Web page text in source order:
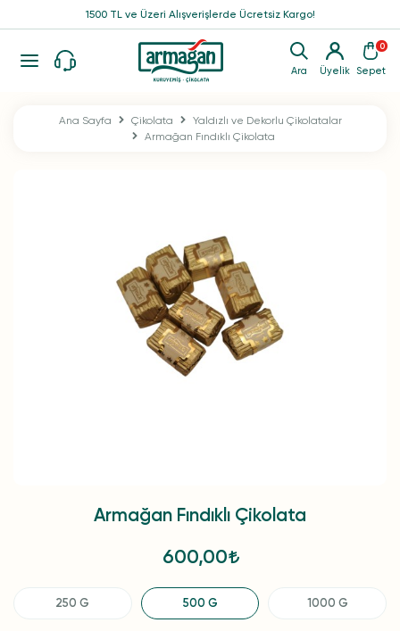
Ara Üyelik
0
Sepet
1500 TL ve Üzeri Alışverişlerde Ücretsiz Kargo!
Ana Sayfa Çikolata
Yaldızlı ve Dekorlu Çikolatalar
Armağan Fındıklı Çikolata
Armağan Fındıklı Çikolata
600,00
250 G 500 G 1000 G